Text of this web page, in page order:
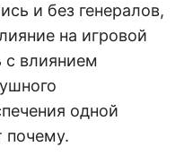
и без генералов,
на игровой
с влиянием
одной
почему.